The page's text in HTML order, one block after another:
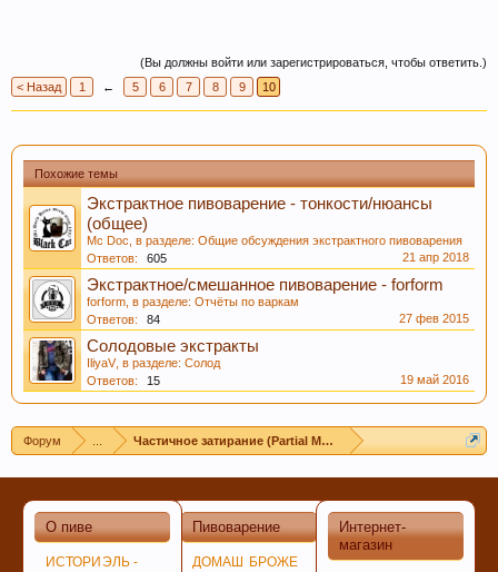
В случае, если Вы не знаете в какую тему
форума обратится с конкретным вопросом -
просьба уточнить в чате этот момент, Вам
будут предложены подходящие разделы, в
которых Вы сможете задать свой вопрос, либо
найти ответ на него, если такой вопрос уже
поднимался на обсуждение.
Уважаемые пивовары, при прочтении
(Вы должны войти или зарегистрироваться, чтобы ответить.)
< Назад
1 ← 5 6 7 8 9 10
Похожие темы
Экстрактное пивоварение - тонкости/нюансы
(общее)
Mc Doc , в разделе: Общие обсуждения экстрактного пивоварения
Ответов:
605 21 апр 2018
Экстрактное/смешанное пивоварение - forform
forform , в разделе: Отчёты по варкам
Ответов:
84 27 фев 2015
Солодовые экстракты
IliyaV, в разделе: Солод
Ответов:
15 19 май 2016
Форум Частичное затирание (Partial Mash)
Интернет-
магазин
О пиве
ИСТОРИЭЛЬ -
Пивоварение
ДОМАШ БРОЖЕ